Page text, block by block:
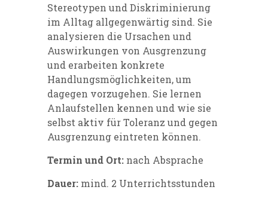
Stereotypen und Diskriminierung
im Alltag allgegenwärtig sind. Sie
analysieren die Ursachen und
Auswirkungen von Ausgrenzung
und erarbeiten konkrete
Handlungsmöglichkeiten, um
dagegen vorzugehen. Sie lernen
Anlaufstellen kennen und wie sie
selbst aktiv für Toleranz und gegen
Ausgrenzung eintreten können.
Termin und Ort: nach Absprache
Dauer: mind. 2 Unterrichtsstunden